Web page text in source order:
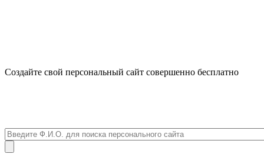
Создайте свой персональный сайт совершенно бесплатно